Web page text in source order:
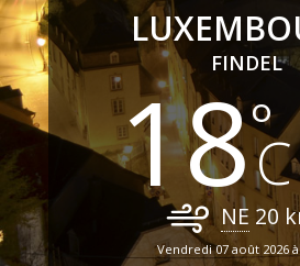
FINDEL
18
NE 20
Vendredi 07 août 2026 à